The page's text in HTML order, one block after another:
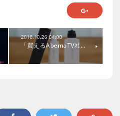
2018.10.26 04:00
「買えるAbemaTV社…